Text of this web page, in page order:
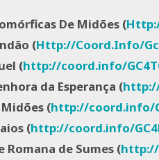
De Midões (
(Http://Coord.Info/
(http://coord.info/
da Esperança (
(http://coord.info/
(http://coord.info/
Romana de Sumes (http://